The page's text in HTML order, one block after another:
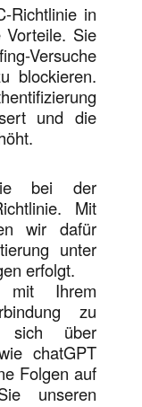
Richtlinie in
Vorteile. Sie
Versuche
blockieren.
und die
bei der
Mit
wir dafür
unter
erfolgt.
Ihrem
zu
sich über
chatGPT
Folgen auf
unseren